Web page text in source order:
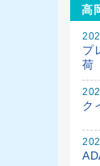
高
プ
荷
ク